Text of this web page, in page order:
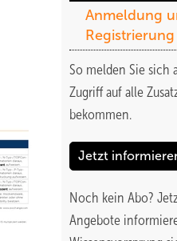
Anmeldung
Registrierung
So melden Sie sich
Zugriff auf alle
bekommen.
Jetzt
Noch kein Abo?
Angebote